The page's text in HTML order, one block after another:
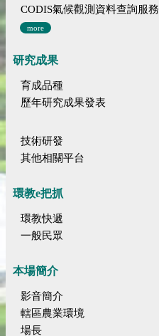
CODIS氣候觀測資料查詢服務
more
研究成果
育成品種
歷年研究成果發表
技術研發
其他相關平台
環教e把抓
環教快遞
一般民眾
本場簡介
影音簡介
轄區農業環境
場長